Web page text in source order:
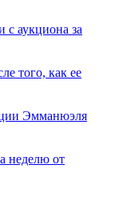
аукциона за
того, как ее
Эмманюэля
неделю от